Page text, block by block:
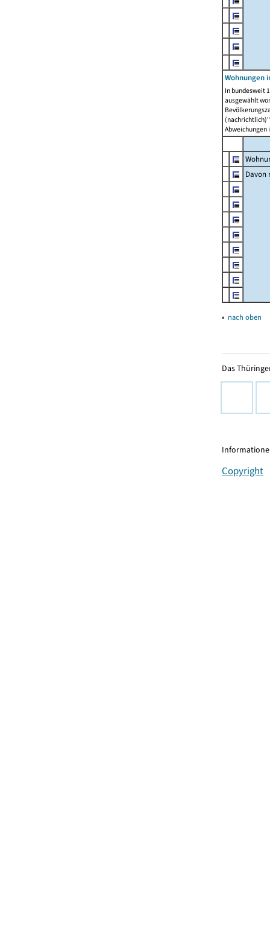
Wohnungen
In bundesweit
ausgewählt
Abweichungen
Davon
▴ nach oben
Das
Copyright